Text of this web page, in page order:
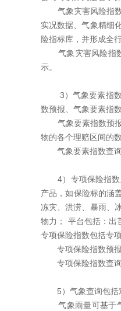
气象灾害风险指数
实况数据、气象精细
险指标库，并形成全
气象灾害风险指数
示。
3）气象要素指数主
数预报、气象要素指
气象要素指数预报
物的各个理赔区间的
气象要素指数查询
4）专项保险指数主
产品，如保险标的涵
冻灾、洪涝、暴雨、
物力； 平台包括：出
专项保险指数包括专
专项保险指数预报
专项保险指数查询
5）气象查询包括对
气象雨量可基于气